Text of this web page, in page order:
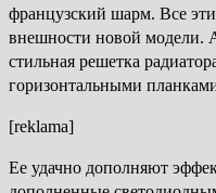
французский шарм. Все
внешности новой модели.
стильная решетка
горизонтальными
[reklama]
Ее удачно дополняют